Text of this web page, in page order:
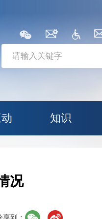
知识
况
享到：